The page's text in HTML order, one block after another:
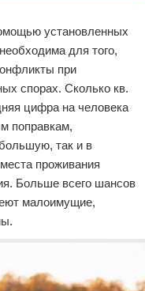
установленных
для того,
при
спорах. Сколько кв.
цифра на человека
поправкам,
так и в
проживания
Больше всего шансов
малоимущие,